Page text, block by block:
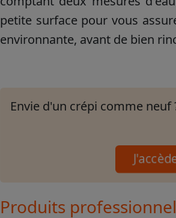
petite surface pour vous
environnante, avant de bien
Envie d'un crépi comme
Produits